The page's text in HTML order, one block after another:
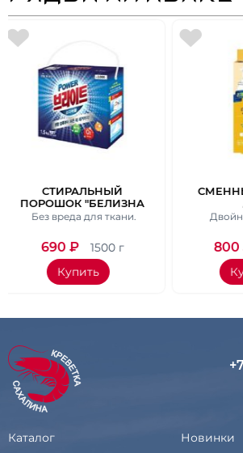
СМЕННЫЙ БАЛЛОН
ДЛЯ
АВТОМАТИЧЕСКОГО
ВОЗДУХА "СОЧНЫЙ
ЦИТРУС" 39 МЛ* 2 ШТ.
Двойная запаска!
800 ₽
Купить
Каталог Новинки